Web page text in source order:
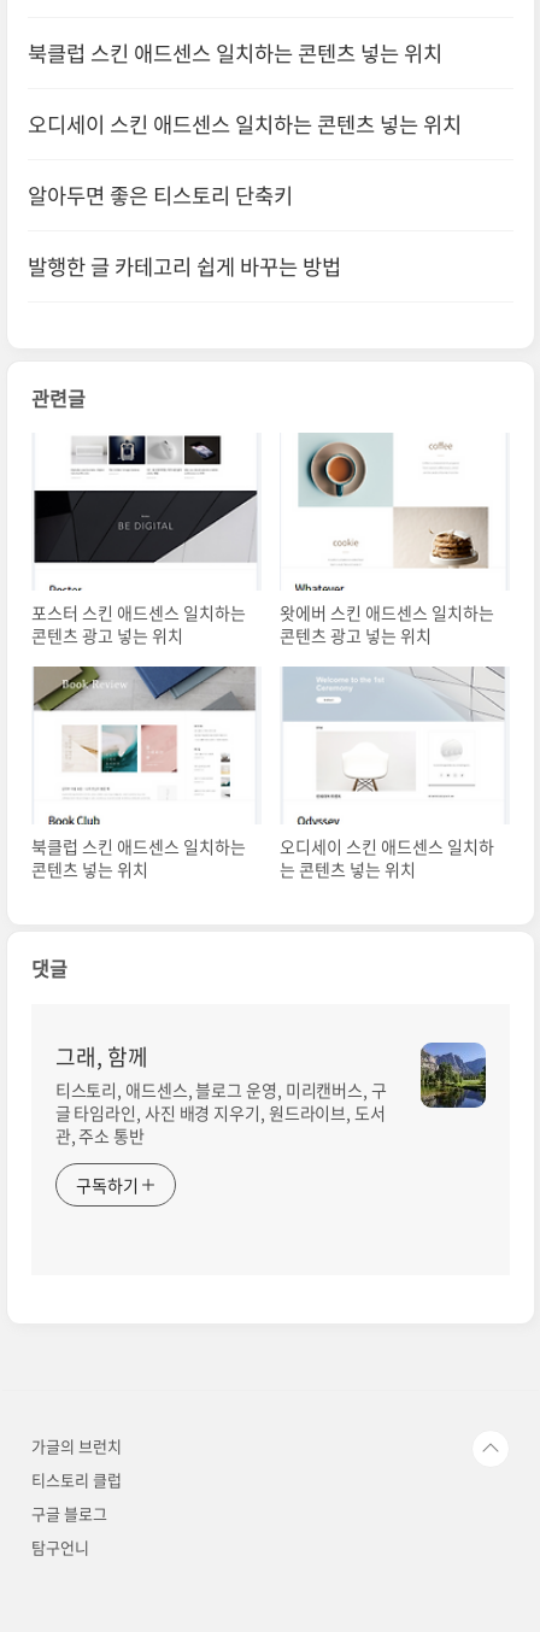
북클럽 스킨 애드센스 일치하는 콘텐츠 넣는 위치
오디세이 스킨 애드센스 일치하는 콘텐츠 넣는 위치
알아두면 좋은 티스토리 단축키
발행한 글 카테고리 쉽게 바꾸는 방법
관련글
포스터 스킨 애드센스 일치하는
콘텐츠 광고 넣는 위치
왓에버 스킨 애드센스 일치하는
콘텐츠 광고 넣는 위치
북클럽 스킨 애드센스 일치하는
콘텐츠 넣는 위치
오디세이 스킨 애드센스 일치하
는 콘텐츠 넣는 위치
댓글
그래, 함께
티스토리, 애드센스, 블로그 운영, 미리캔버스, 구
글 타임라인, 사진 배경 지우기, 원드라이브, 도서
관, 주소 통반
구독하기
가글의 브런치
티스토리 클럽
구글 블로그
탐구언니